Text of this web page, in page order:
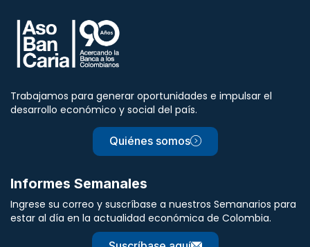
Trabajamos para generar oportunidades e impulsar el
desarrollo económico y social del país.
Quiénes somos
Informes Semanales
Ingrese su correo y suscríbase a nuestros Semanarios para
estar al día en la actualidad económica de Colombia.